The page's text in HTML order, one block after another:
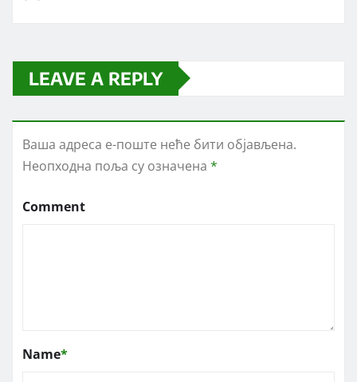
LEAVE A REPLY
Ваша адреса е-поште неће бити објављена.
Неопходна поља су означена *
Comment
Name*